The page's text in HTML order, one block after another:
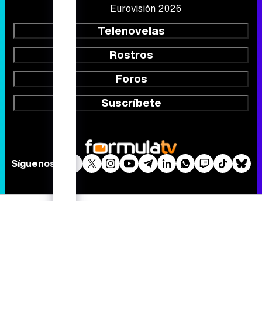
Eurovisión 2026
Telenovelas
Rostros
Foros
Suscríbete
Síguenos
Quiénes somos